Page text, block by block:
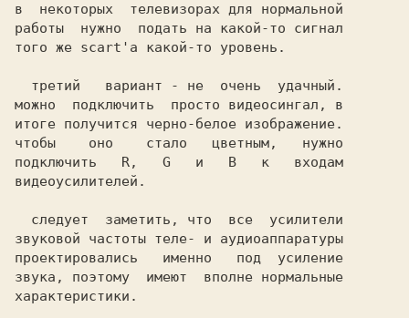
в  некоторых  телевизорах для нормальной
работы  нужно  подать на какой-то сигнал
того же scart'а какой-то уровень.
можно  подключить  просто видеосингал, в
итоге получится черно-белое изображение.
чтобы    оно    стало   цветным,   нужно
подключить   R,   G   и   B   к   входам
видеоусилителей.
звуковой частоты теле- и аудиоаппаратуры
проектировались   именно   под  усиление
звука, поэтому  имеют  вполне нормальные
характеристики.